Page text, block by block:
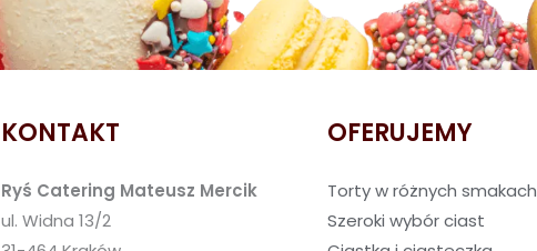
KONTAKT
Ryś Catering Mateusz Mercik
ul. Widna 13/2
OFERUJEMY
Torty w różnych smakach
Szeroki wybór ciast